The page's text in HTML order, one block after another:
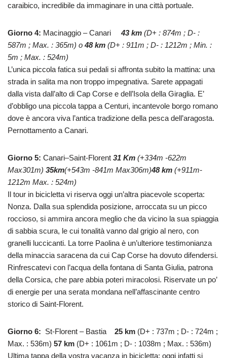
caraibico, incredibile da immaginare in una città portuale.
Giorno 4: Macinaggio – Canari 43 km (D+ : 874m ; D- :
587m ; Max. : 365m) o 48 km (D+ : 911m ; D- : 1212m ; Min. :
5m ; Max. : 524m)
L’unica piccola fatica sui pedali si affronta subito la mattina: una
strada in salita ma non troppo impegnativa. Sarete appagati
dalla vista dall’alto di Cap Corse e dell’Isola della Giraglia. E’
d’obbligo una piccola tappa a Centuri, incantevole borgo romano
dove è ancora viva l’antica tradizione della pesca dell’aragosta.
Pernottamento a Canari.
Giorno 5: Canari–Saint-Florent 31 Km (+334m -622m
Max301m) 35km(+543m -841m Max306m)48 km (+911m-
1212m Max. : 524m)
Il tour in bicicletta vi riserva oggi un’altra piacevole scoperta:
Nonza. Dalla sua splendida posizione, arroccata su un picco
roccioso, si ammira ancora meglio che da vicino la sua spiaggia
di sabbia scura, le cui tonalità vanno dal grigio al nero, con
granelli luccicanti. La torre Paolina è un’ulteriore testimonianza
della minaccia saracena da cui Cap Corse ha dovuto difendersi.
Rinfrescatevi con l’acqua della fontana di Santa Giulia, patrona
della Corsica, che pare abbia poteri miracolosi. Riservate un po’
di energie per una serata mondana nell’affascinante centro
storico di Saint-Florent.
Giorno 6: St-Florent – Bastia 25 km (D+ : 737m ; D- : 724m ;
Max. : 536m) 57 km (D+ : 1061m ; D- : 1038m ; Max. : 536m)
Ultima tappa della vostra vacanza in bicicletta: oggi infatti si